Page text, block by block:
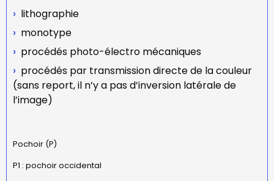
lithographie
monotype
procédés photo-électro mécaniques
procédés par transmission directe de la couleur
(sans report, il n’y a pas d’inversion latérale de
l’image)
Pochoir (P)
P1 : pochoir occidental